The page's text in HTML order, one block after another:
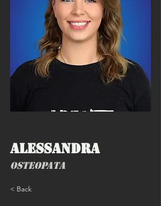
Alessandra
Osteopata
< Back